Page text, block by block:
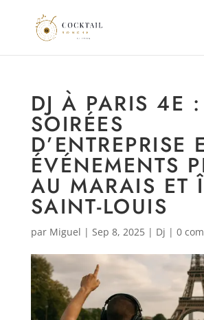
DJ À PARIS 4E :
SOIRÉES
D’ENTREPRISE
ÉVÉNEMENTS
AU MARAIS ET
SAINT-LOUIS
par Miguel | Sep 8, 2025| Dj | 0